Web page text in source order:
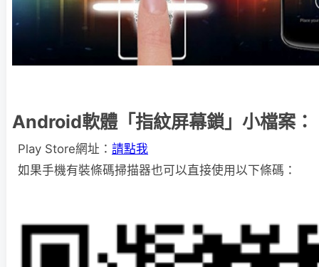
Android軟體「指紋屏幕鎖」小檔案：
Play Store網址： 請點我
如果手機有裝條碼掃描器也可以直接使用以下條碼：